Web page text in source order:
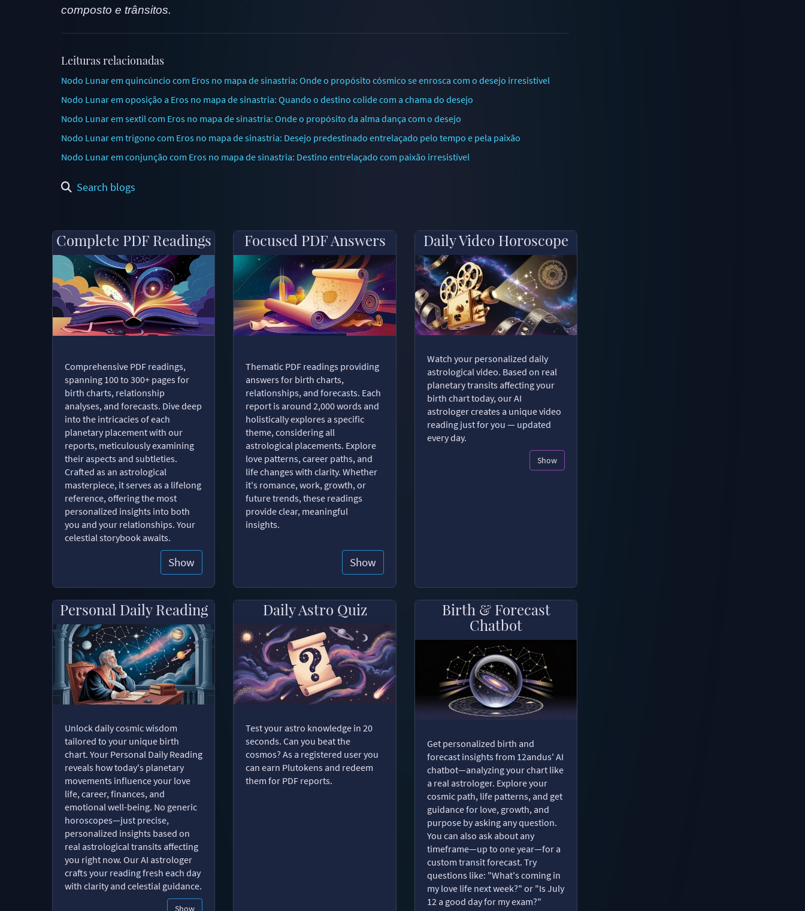
composto e trânsitos.
Leituras relacionadas
Nodo Lunar em quincúncio com Eros no mapa de sinastria: Onde o propósito cósmico se enrosca com o desejo irresistível
Nodo Lunar em oposição a Eros no mapa de sinastria: Quando o destino colide com a chama do desejo
Nodo Lunar em sextil com Eros no mapa de sinastria: Onde o propósito da alma dança com o desejo
Nodo Lunar em trígono com Eros no mapa de sinastria: Desejo predestinado entrelaçado pelo tempo e pela paixão
Nodo Lunar em conjunção com Eros no mapa de sinastria: Destino entrelaçado com paixão irresistível
Search blogs
Complete PDF Readings
Comprehensive PDF readings,
spanning 100 to 300+ pages for
birth charts, relationship
analyses, and forecasts. Dive deep
into the intricacies of each
planetary placement with our
reports, meticulously examining
their aspects and subtleties.
Crafted as an astrological
masterpiece, it serves as a lifelong
reference, offering the most
personalized insights into both
you and your relationships. Your
celestial storybook awaits.
Show
Focused PDF Answers
Thematic PDF readings providing
answers for birth charts,
relationships, and forecasts. Each
report is around 2,000 words and
holistically explores a specific
theme, considering all
astrological placements. Explore
love patterns, career paths, and
life changes with clarity. Whether
it's romance, work, growth, or
future trends, these readings
provide clear, meaningful
insights.
Show
Daily Video Horoscope
Watch your personalized daily
astrological video. Based on real
planetary transits affecting your
birth chart today, our AI
astrologer creates a unique video
reading just for you — updated
every day.
Show
Personal Daily Reading
Unlock daily cosmic wisdom
tailored to your unique birth
chart. Your Personal Daily Reading
reveals how today's planetary
movements influence your love
life, career, finances, and
emotional well-being. No generic
horoscopes—just precise,
personalized insights based on
real astrological transits affecting
you right now. Our AI astrologer
crafts your reading fresh each day
with clarity and celestial guidance.
Show
Daily Astro Quiz
Test your astro knowledge in 20
seconds. Can you beat the
cosmos? As a registered user you
can earn Plutokens and redeem
them for PDF reports.
Birth & Forecast
Chatbot
Get personalized birth and
forecast insights from 12andus' AI
chatbot—analyzing your chart like
a real astrologer. Explore your
cosmic path, life patterns, and get
guidance for love, growth, and
purpose by asking any question.
You can also ask about any
timeframe—up to one year—for a
custom transit forecast. Try
questions like: "What's coming in
my love life next week?" or "Is July
12 a good day for my exam?"